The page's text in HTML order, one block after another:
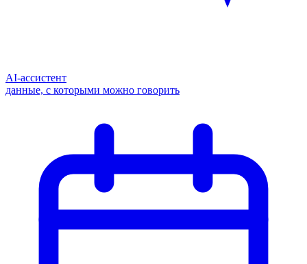
AI-ассистент
данные, с которыми можно говорить